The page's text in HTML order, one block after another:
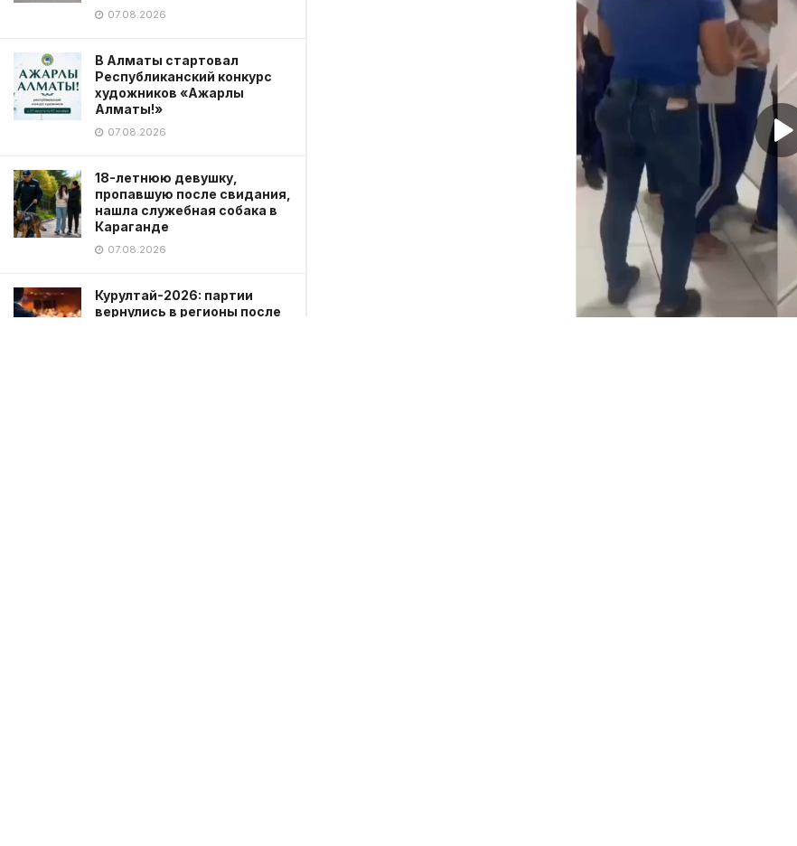
07.08.2026
В Алматы стартовал
Республиканский конкурс
художников «Ажарлы
Алматы!»
07.08.2026
18-летнюю девушку,
пропавшую после свидания,
нашла служебная собака в
Караганде
07.08.2026
Курултай-2026: партии
вернулись в регионы после